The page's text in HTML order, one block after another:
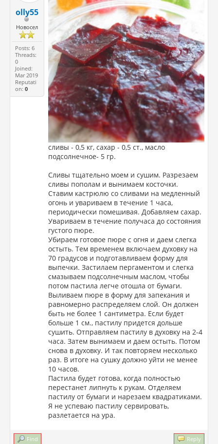
olly55
Новосел
Posts: 6
Threads:
0
Joined:
Mar 2019
Reputati
on:0
сливы - 0,5 кг, сахар - 0,5 ст., масло
подсолнечное- 5 гр.
Сливы тщательно моем и сушим. Разрезаем
сливы пополам и вынимаем косточки.
Ставим кастрюлю со сливами на медленный
огонь и увариваем в течение 1 часа,
периодически помешивая. Добавляем сахар.
Увариваем в течение получаса до состояния
густого пюре.
Убираем готовое пюре с огня и даем слегка
остыть. Тем временем включаем духовку на
70 градусов и подготавливаем форму для
выпечки. Застилаем пергаментом и слегка
смазываем подсолнечным маслом, чтобы
потом пастила легче отошла от бумаги.
Выливаем пюре в форму для запекания и
равномерно распределяем слой. Он должен
быть не более 1 сантиметра. Если будет
больше 1 см., пастилу придется дольше
сушить. Отправляем пастилу в духовку на 2-4
часа. Затем вынимаем и даем остыть. Потом
снова в духовку. И так повторяем несколько
раз. В итоге на сушку должно уйти не менее
10 часов.
Пастила будет готова, когда полностью
перестанет липнуть к рукам. Отделяем
пастилу от бумаги и нарезаем квадратиками.
Я не успеваю пастилу сервировать,
разлетается на ура.
Find Reply